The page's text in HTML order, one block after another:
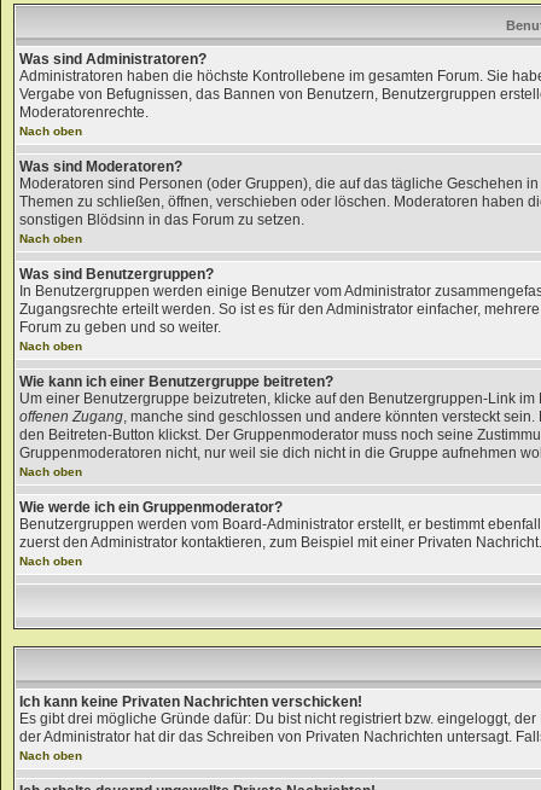
Was sind Administratoren?
Administratoren haben die höchste Kontrollebene im gesamten Forum. Sie
Vergabe von Befugnissen, das Bannen von Benutzern, Benutzergruppen
Moderatorenrechte.
Nach oben
Was sind Moderatoren?
Moderatoren sind Personen (oder Gruppen), die auf das tägliche Geschehen
Themen zu schließen, öffnen, verschieben oder löschen. Moderatoren haben
sonstigen Blödsinn in das Forum zu setzen.
Nach oben
Was sind Benutzergruppen?
In Benutzergruppen werden einige Benutzer vom Administrator
Zugangsrechte erteilt werden. So ist es für den Administrator einfacher,
Forum zu geben und so weiter.
Nach oben
Wie kann ich einer Benutzergruppe beitreten?
Um einer Benutzergruppe beizutreten, klicke auf den Benutzergruppen-Link
offenen Zugang, manche sind geschlossen und andere könnten versteckt
den Beitreten-Button klickst. Der Gruppenmoderator muss noch seine
Gruppenmoderatoren nicht, nur weil sie dich nicht in die Gruppe aufnehmen
Nach oben
Wie werde ich ein Gruppenmoderator?
Benutzergruppen werden vom Board-Administrator erstellt, er bestimmt
zuerst den Administrator kontaktieren, zum Beispiel mit einer Privaten Nachricht.
Nach oben
Ich kann keine Privaten Nachrichten verschicken!
Es gibt drei mögliche Gründe dafür: Du bist nicht registriert bzw. eingeloggt,
der Administrator hat dir das Schreiben von Privaten Nachrichten untersagt.
Nach oben